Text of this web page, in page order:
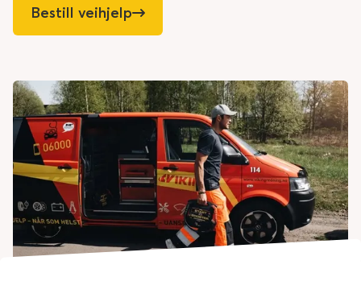
Bestill veihjelp